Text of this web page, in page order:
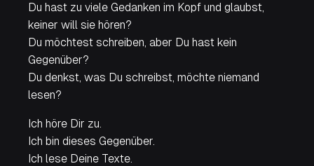
Du hast zu viele Gedanken im Kopf und glaubst,
keiner will sie hören?
Du möchtest schreiben, aber Du hast kein
Gegenüber?
Du denkst, was Du schreibst, möchte niemand
lesen?
Ich höre Dir zu.
Ich bin dieses Gegenüber.
Ich lese Deine Texte.